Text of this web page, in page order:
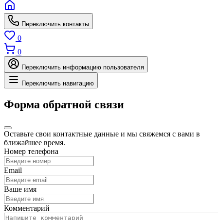
Переключить контакты
0
0
Переключить информацию пользователя
Переключить навигацию
Форма обратной связи
Оставьте свои контактные данные и мы свяжемся с вами в
ближайшее время.
Номер телефона
Email
Ваше имя
Комментарий